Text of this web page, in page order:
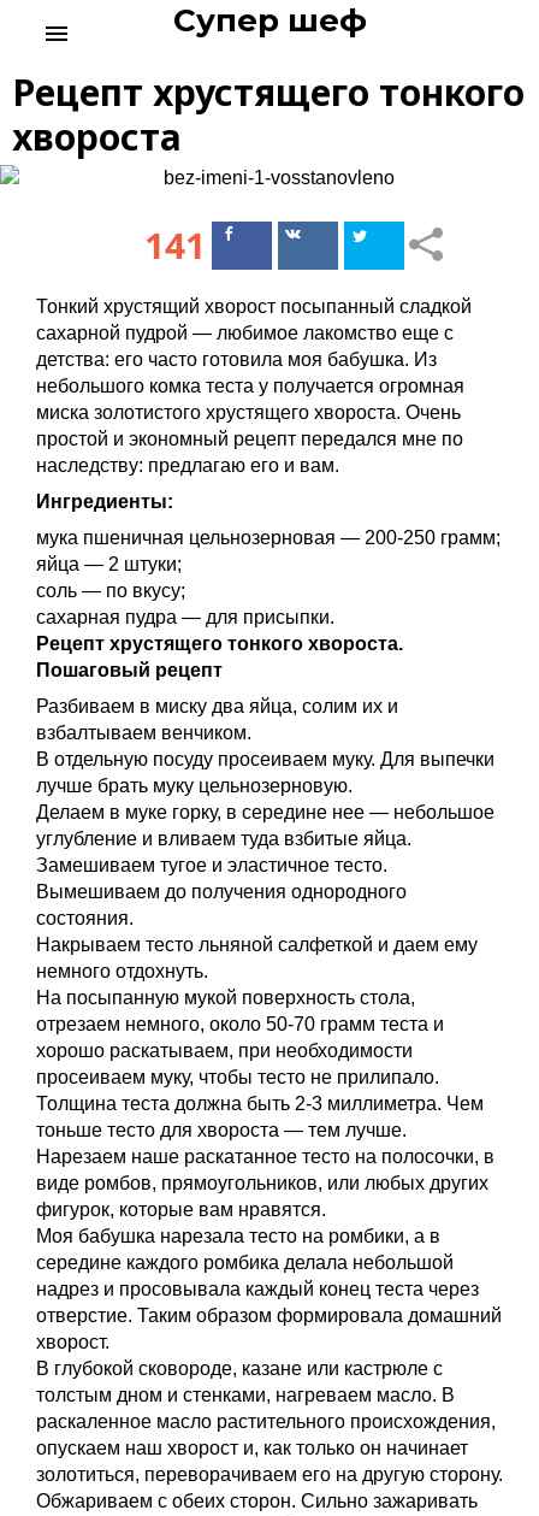
c
Супер шеф
menu
Рецепт хрустящего тонкого
хвороста
141
ПоделитьсяПоделиться
Тонкий хрустящий хворост посыпанный сладкой
сахарной пудрой — любимое лакомство еще с
детства: его часто готовила моя бабушка. Из
небольшого комка теста у получается огромная
миска золотистого хрустящего хвороста. Очень
простой и экономный рецепт передался мне по
наследству: предлагаю его и вам.
Ингредиенты:
мука пшеничная цельнозерновая — 200-250 грамм;
яйца — 2 штуки;
соль — по вкусу;
сахарная пудра — для присыпки.
Рецепт хрустящего тонкого хвороста.
Пошаговый рецепт
Разбиваем в миску два яйца, солим их и
взбалтываем венчиком.
В отдельную посуду просеиваем муку. Для выпечки
лучше брать муку цельнозерновую.
Делаем в муке горку, в середине нее — небольшое
углубление и вливаем туда взбитые яйца.
Замешиваем тугое и эластичное тесто.
Вымешиваем до получения однородного
состояния.
Накрываем тесто льняной салфеткой и даем ему
немного отдохнуть.
На посыпанную мукой поверхность стола,
отрезаем немного, около 50-70 грамм теста и
хорошо раскатываем, при необходимости
просеиваем муку, чтобы тесто не прилипало.
Толщина теста должна быть 2-3 миллиметра. Чем
тоньше тесто для хвороста — тем лучше.
Нарезаем наше раскатанное тесто на полосочки, в
виде ромбов, прямоугольников, или любых других
фигурок, которые вам нравятся.
Моя бабушка нарезала тесто на ромбики, а в
середине каждого ромбика делала небольшой
надрез и просовывала каждый конец теста через
отверстие. Таким образом формировала домашний
хворост.
В глубокой сковороде, казане или кастрюле с
толстым дном и стенками, нагреваем масло. В
раскаленное масло растительного происхождения,
опускаем наш хворост и, как только он начинает
золотиться, переворачиваем его на другую сторону.
Обжариваем с обеих сторон. Сильно зажаривать